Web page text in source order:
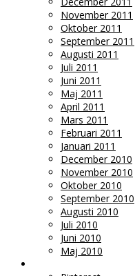
November 2011
Oktober 2011
September 2011
Augusti 2011
Juli 2011
Juni 2011
Maj 2011
April 2011
Mars 2011
Februari 2011
Januari 2011
December 2010
November 2010
Oktober 2010
September 2010
Augusti 2010
Juli 2010
Juni 2010
Maj 2010